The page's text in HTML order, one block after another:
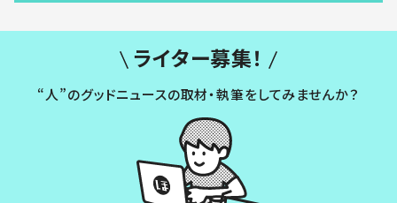
ライター募集！
“人”のグッドニュースの取材・執筆をしてみませんか？